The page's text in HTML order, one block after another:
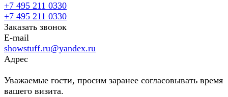
+7 495 211 0330
+7 495 211 0330
Заказать звонок
E-mail
showstuff.ru@yandex.ru
Адрес
Уважаемые гости, просим заранее согласовывать время
вашего визита.